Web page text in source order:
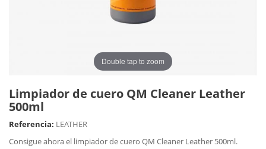
Double tap to zoom
Limpiador de cuero QM Cleaner Leather
500ml
Referencia: LEATHER
Consigue ahora el limpiador de cuero QM Cleaner Leather 500ml.